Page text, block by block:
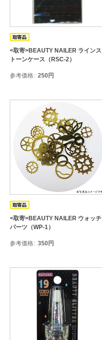
<取寄>BEAUTY NAILER ラインス
トーンケース（RSC-2）
参考価格 250円
<取寄>BEAUTY NAILER ウォッチ
パーツ（WP-1）
参考価格 350円